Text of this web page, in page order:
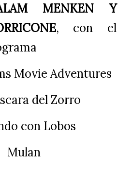
MENKEN Y
, con el
Movie Adventures
del Zorro
con Lobos
Mulan